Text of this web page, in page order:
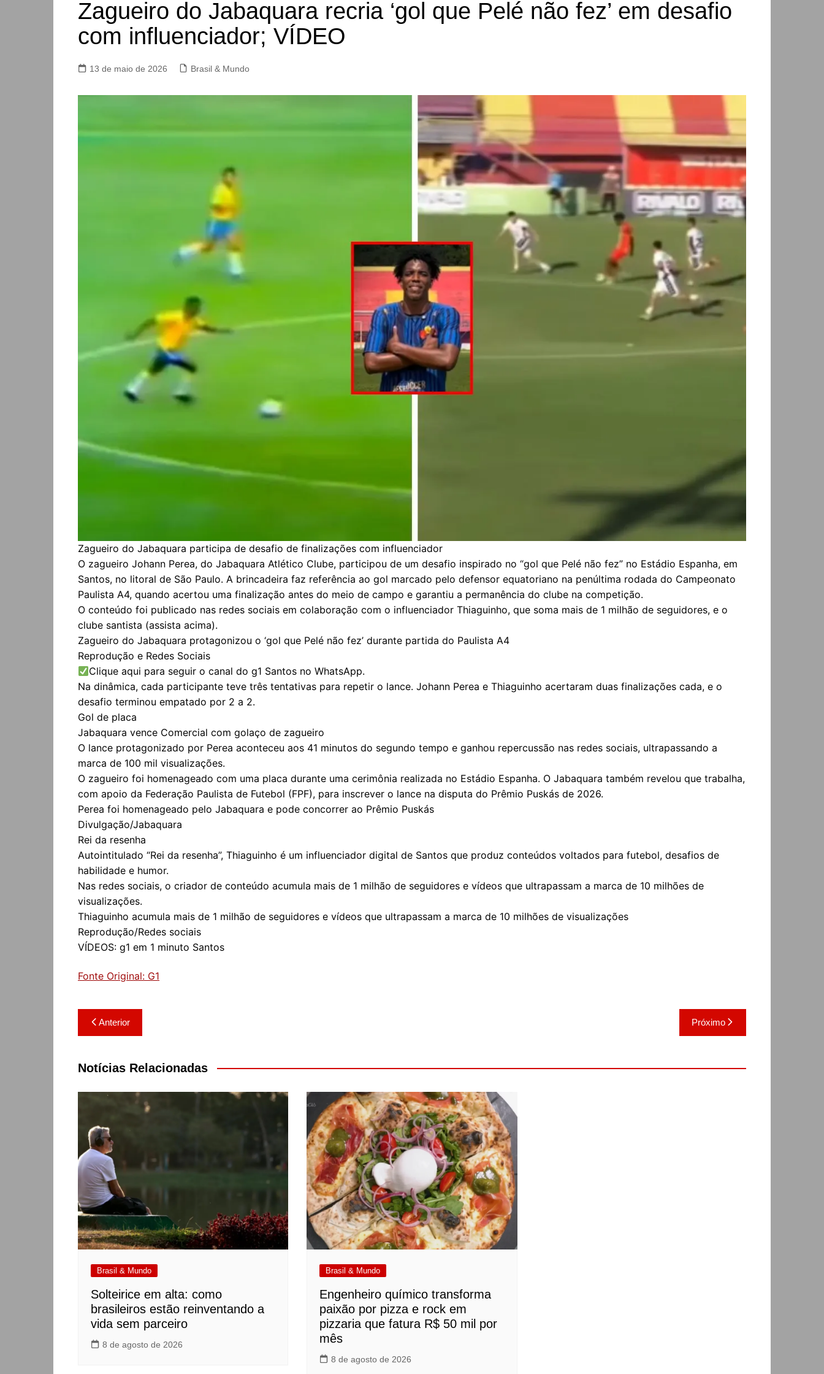
Zagueiro do Jabaquara recria ‘gol que Pelé não fez’ em desafio
com influenciador; VÍDEO
13 de maio de 2026 Brasil & Mundo
Zagueiro do Jabaquara participa de desafio de finalizações com influenciador
O zagueiro Johann Perea, do Jabaquara Atlético Clube, participou de um desafio inspirado no “gol que Pelé não fez” no Estádio Espanha, em
Santos, no litoral de São Paulo. A brincadeira faz referência ao gol marcado pelo defensor equatoriano na penúltima rodada do Campeonato
Paulista A4, quando acertou uma finalização antes do meio de campo e garantiu a permanência do clube na competição.
O conteúdo foi publicado nas redes sociais em colaboração com o influenciador Thiaguinho, que soma mais de 1 milhão de seguidores, e o
clube santista (assista acima).
Zagueiro do Jabaquara protagonizou o ‘gol que Pelé não fez’ durante partida do Paulista A4
Reprodução e Redes Sociais
Clique aqui para seguir o canal do g1 Santos no WhatsApp.
Na dinâmica, cada participante teve três tentativas para repetir o lance. Johann Perea e Thiaguinho acertaram duas finalizações cada, e o
desafio terminou empatado por 2 a 2.
Gol de placa
Jabaquara vence Comercial com golaço de zagueiro
O lance protagonizado por Perea aconteceu aos 41 minutos do segundo tempo e ganhou repercussão nas redes sociais, ultrapassando a
marca de 100 mil visualizações.
O zagueiro foi homenageado com uma placa durante uma cerimônia realizada no Estádio Espanha. O Jabaquara também revelou que trabalha,
com apoio da Federação Paulista de Futebol (FPF), para inscrever o lance na disputa do Prêmio Puskás de 2026.
Perea foi homenageado pelo Jabaquara e pode concorrer ao Prêmio Puskás
Divulgação/Jabaquara
Rei da resenha
Autointitulado “Rei da resenha”, Thiaguinho é um influenciador digital de Santos que produz conteúdos voltados para futebol, desafios de
habilidade e humor.
Nas redes sociais, o criador de conteúdo acumula mais de 1 milhão de seguidores e vídeos que ultrapassam a marca de 10 milhões de
visualizações.
Thiaguinho acumula mais de 1 milhão de seguidores e vídeos que ultrapassam a marca de 10 milhões de visualizações
Reprodução/Redes sociais
VÍDEOS: g1 em 1 minuto Santos
Fonte Original: G1
Navegação
de
Post
Anterior Próximo
Notícias Relacionadas
Brasil & Mundo
Solteirice em alta: como
brasileiros estão reinventando a
vida sem parceiro
8 de agosto de 2026
Brasil & Mundo
Engenheiro químico transforma
paixão por pizza e rock em
pizzaria que fatura R$ 50 mil por
mês
8 de agosto de 2026